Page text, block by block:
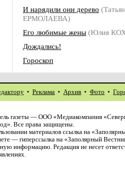
И нарядили они дерево
ЕРМОЛАЕВА)
Его любимые жены (Юлия
Дождались!
Гороскоп
• Реклама • Архив • Фото •
газеты — ООО «Медиакомпания
Все права защищены.
материалов ссылка на
— гиперссылка на «Заполярный
информацию. Редакция не несет